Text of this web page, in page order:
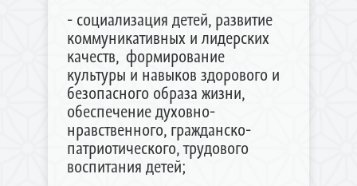
- социализация детей, развитие
коммуникативных и лидерских
качеств, формирование
культуры и навыков здорового и
безопасного образа жизни,
обеспечение духовно-
нравственного, гражданско-
патриотического, трудового
воспитания детей;